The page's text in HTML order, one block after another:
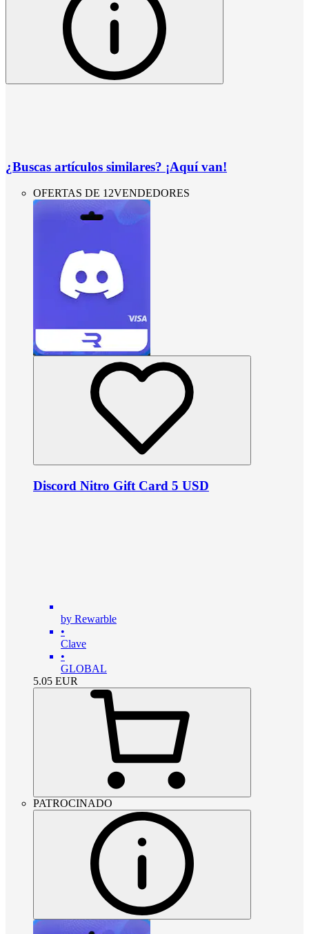
¿Buscas artículos similares? ¡Aquí van!
OFERTAS DE 12VENDEDORES
Discord Nitro Gift Card 5 USD
by Rewarble
•
Clave
•
GLOBAL
5.05 EUR
PATROCINADO